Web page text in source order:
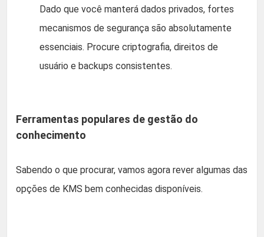
Dado que você manterá dados privados, fortes
mecanismos de segurança são absolutamente
essenciais. Procure criptografia, direitos de
usuário e backups consistentes.
Ferramentas populares de gestão do
conhecimento
Sabendo o que procurar, vamos agora rever algumas das
opções de KMS bem conhecidas disponíveis.